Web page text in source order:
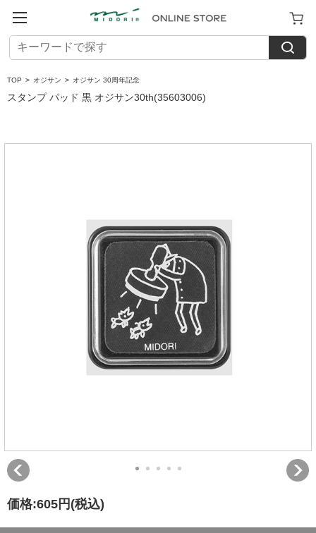
TOP > オジサン > オジサン 30周年記念
スタンプ パッド 黒 オジサン30th(35603006)
価格:605円 (税込)